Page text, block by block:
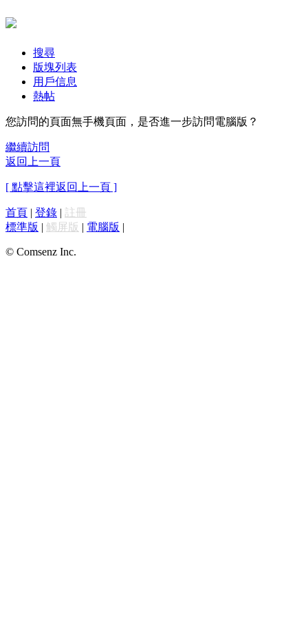
搜尋
版塊列表
用戶信息
熱帖
您訪問的頁面無手機頁面，是否進一步訪問電腦版？
繼續訪問
返回上一頁
[ 點擊這裡返回上一頁 ]
首頁 | 登錄 | 註冊
標準版 | 觸屏版 | 電腦版 |
© Comsenz Inc.